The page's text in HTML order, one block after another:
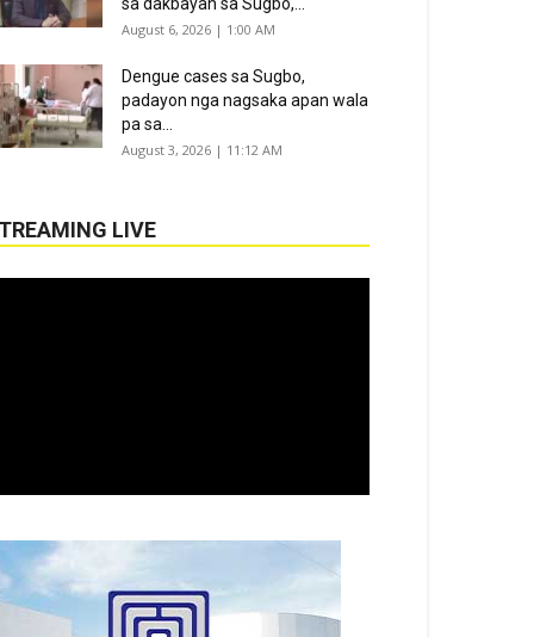
August 6, 2026 | 1:00 AM
Dengue cases sa Sugbo,
padayon nga nagsaka apan wala
pa sa...
August 3, 2026 | 11:12 AM
LIVE